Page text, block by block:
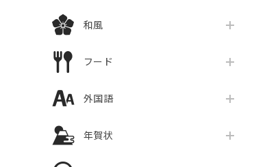
和風
フード
外国語
年賀状